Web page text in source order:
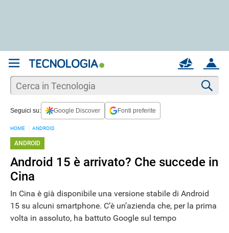
ACCOUNT
MAIL
Seguici su: Google Discover Fonti preferite
HOME ANDROID
ANDROID
Android 15 è arrivato? Che succede in
Cina
In Cina è già disponibile una versione stabile di Android
15 su alcuni smartphone. C’è un’azienda che, per la prima
volta in assoluto, ha battuto Google sul tempo